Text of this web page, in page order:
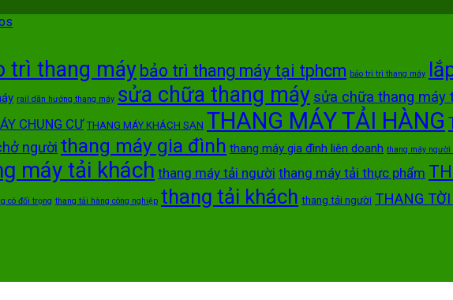
trì thang máy bảo trì thang máy tại tphcm bảo trì trì thang máy
rail dãn hướng thang máy sửa chữa thang máy sửa chữa thang máy
CHUNG CƯ THANG MÁY KHÁCH SẠN THANG MÁY TẢI HÀNG
người thang máy gia đình thang máy gia đình liên doanh thang máy người
máy tải khách thang máy tải người thang máy tải thực phẩm
có đối trọng thang tải hàng công nghiệp thang tải khách thang tải người THANG